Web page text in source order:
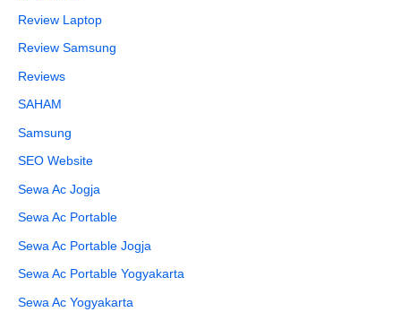
Review Laptop
Review Samsung
Reviews
SAHAM
Samsung
SEO Website
Sewa Ac Jogja
Sewa Ac Portable
Sewa Ac Portable Jogja
Sewa Ac Portable Yogyakarta
Sewa Ac Yogyakarta